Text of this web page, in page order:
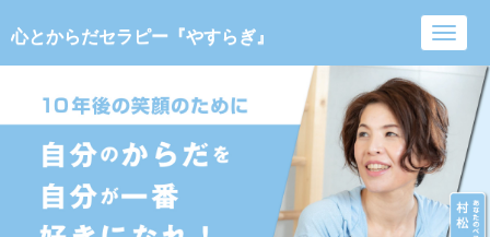
心とからだセラピー『やすらぎ』